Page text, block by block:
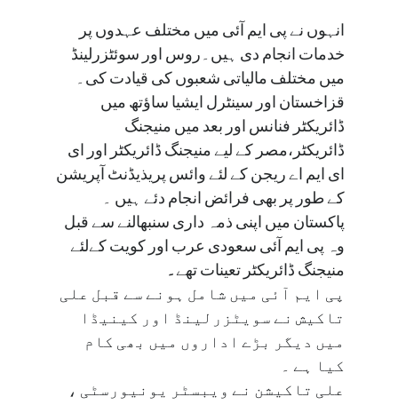
انہوں نے پی ایم آئی میں مختلف عہدوں پر
خدمات انجام دی ہیں۔روس اور سوئٹزرلینڈ
میں مختلف مالیاتی شعبوں کی قیادت کی۔
قزاخستان اور سینٹرل ایشیا ساﺅتھ میں
ڈائریکٹر فنانس اور بعد میں منیجنگ
ڈائریکٹر،مصر کے لیے منیجنگ ڈائریکٹر اور ای
ای ایم اے ریجن کے لئے وائس پریذیڈنٹ آپریشن
کے طور پر بھی فرائض انجام دئے ہیں ۔
پاکستان میں اپنی ذمہ داری سنبھالنے سے قبل
وہ پی ایم آئی سعودی عرب اور کویت کےلئے
منیجنگ ڈائریکٹر تعینات تھے۔
پی ایم آئی میں شامل ہونے سے قبل علی
تاکیش نے سویٹزرلینڈ اور کینیڈا
میں دیگر بڑے اداروں میں بھی کام
کیا ہے ۔
علی تاکیشن نے ویبسٹر یونیورسٹی ،